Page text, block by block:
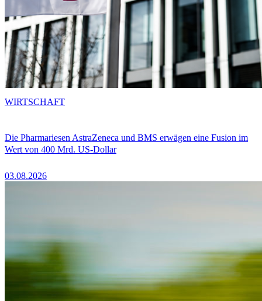
Die Pharmariesen AstraZeneca und BMS erwägen eine Fusion im
Wert von 400 Mrd. US-Dollar
03.08.2026
WIRTSCHAFT